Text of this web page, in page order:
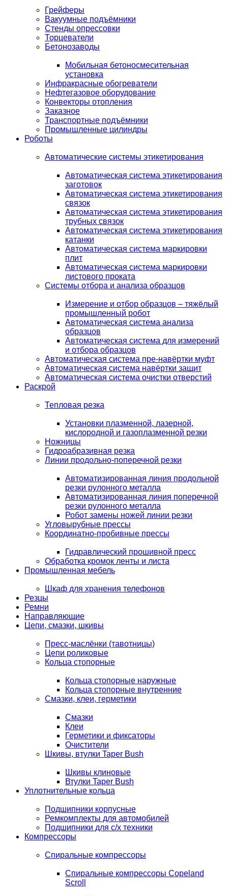
Грейферы
Вакуумные подъёмники
Стенды опрессовки
Торцеватели
Бетонозаводы
Мобильная бетоносмесительная
установка
Инфракрасные обогреватели
Нефтегазовое оборудование
Конвекторы отопления
Заказное
Транспортные подъёмники
Промышленные цилиндры
Роботы
Автоматические системы этикетирования
Автоматическая система этикетирования
заготовок
Автоматическая система этикетирования
связок
Автоматическая система этикетирования
трубных связок
Автоматическая система этикетирования
катанки
Автоматическая система маркировки
плит
Автоматическая система маркировки
листового проката
Системы отбора и анализа образцов
Измерение и отбор образцов – тяжёлый
промышленный робот
Автоматическая система анализа
образцов
Автоматическая система для измерений
и отбора образцов
Автоматическая система пре-навёртки муфт
Автоматическая система навёртки защит
Автоматическая система очистки отверстий
Раскрой
Тепловая резка
Установки плазменной, лазерной,
кислородной и газоплазменной резки
Ножницы
Гидроабразивная резка
Линии продольно-поперечной резки
Автоматизированная линия продольной
резки рулонного металла
Автоматизированная линия поперечной
резки рулонного металла
Робот замены ножей линии резки
Угловырубные прессы
Координатно-пробивные прессы
Гидравлический прошивной пресс
Обработка кромок ленты и листа
Промышленная мебель
Шкаф для хранения телефонов
Резцы
Ремни
Направляющие
Цепи, смазки, шкивы
Пресс-маслёнки (тавотницы)
Цепи роликовые
Кольца стопорные
Кольца стопорные наружные
Кольца стопорные внутренние
Смазки, клеи, герметики
Смазки
Клеи
Герметики и фиксаторы
Очистители
Шкивы, втулки Taper Bush
Шкивы клиновые
Втулки Taper Bush
Уплотнительные кольца
Подшипники корпусные
Ремкомплекты для автомобилей
Подшипники для с/х техники
Компрессоры
Спиральные компрессоры
Спиральные компрессоры Copeland
Scroll